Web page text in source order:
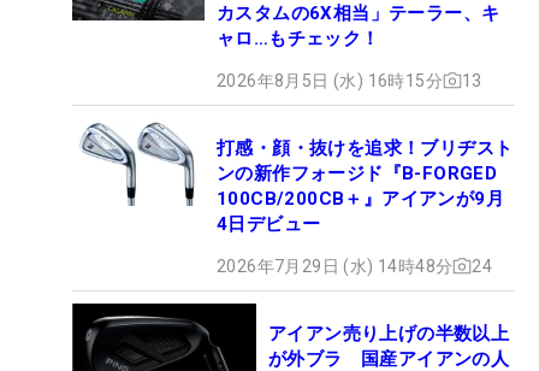
カスタムの6X相当」テーラー、キ
ャロ…もチェック！
2026年8月5日 (水) 16時15分 13
打感・顔・抜けを追求！ブリヂスト
ンの新作フォージド『B-FORGED
100CB/200CB＋』アイアンが9月
4日デビュー
2026年7月29日 (水) 14時48分 24
アイアン売り上げの半数以上
が外ブラ 国産アイアンの人